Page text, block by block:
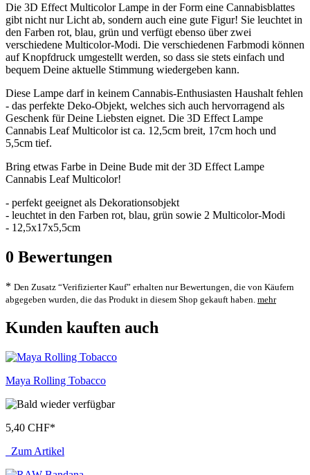
Die 3D Effect Multicolor Lampe in der Form eine Cannabisblattes
gibt nicht nur Licht ab, sondern auch eine gute Figur! Sie leuchtet in
den Farben rot, blau, grün und verfügt ebenso über zwei
verschiedene Multicolor-Modi. Die verschiedenen Farbmodi können
auf Knopfdruck umgestellt werden, so dass sie stets einfach und
bequem Deine aktuelle Stimmung wiedergeben kann.
Diese Lampe darf in keinem Cannabis-Enthusiasten Haushalt fehlen
- das perfekte Deko-Objekt, welches sich auch hervorragend als
Geschenk für Deine Liebsten eignet. Die 3D Effect Lampe
Cannabis Leaf Multicolor ist ca. 12,5cm breit, 17cm hoch und
5,5cm tief.
Bring etwas Farbe in Deine Bude mit der 3D Effect Lampe
Cannabis Leaf Multicolor!
- perfekt geeignet als Dekorationsobjekt
- leuchtet in den Farben rot, blau, grün sowie 2 Multicolor-Modi
- 12,5x17x5,5cm
0 Bewertungen
* Den Zusatz “Verifizierter Kauf” erhalten nur Bewertungen, die von Käufern
abgegeben wurden, die das Produkt in diesem Shop gekauft haben. mehr
Kunden kauften auch
Maya Rolling Tobacco
5,40 CHF*
Zum Artikel